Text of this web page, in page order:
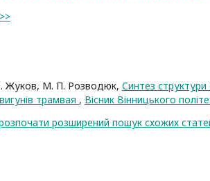
>>
Жуков, М. П. Розводюк, Синтез структури
трамвая , Вісник Вінницького
розширений пошук схожих